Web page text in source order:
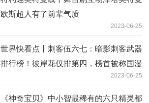
欧斯超人有了前辈气质
2023-06-25
世界快看点丨刺客伍六七：暗影刺客武器
排行榜！彼岸花仅排第四，榜首被称国漫
2023-06-25
《神奇宝贝》中小智最稀有的六只精灵都